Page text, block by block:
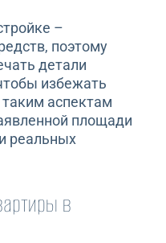
–
поэтому
детали
избежать
аспектам
площади
реальных
в